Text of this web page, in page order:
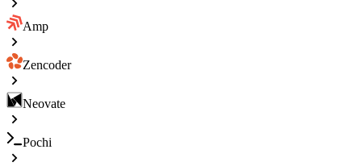
Amp
Zencoder
Neovate
Pochi